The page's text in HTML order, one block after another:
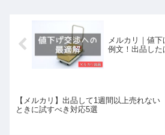
メルカリ｜値
例文！出品した
【メルカリ】出品して1週間以上売れない
ときに試すべき対応5選